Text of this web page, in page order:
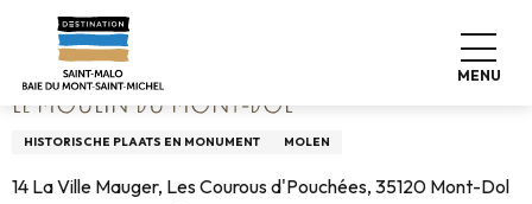
contenu
principal
MENU
Home Le Moulin du Mont-Dol
LE MOULIN DU MONT-DOL
HISTORISCHE PLAATS EN MONUMENT MOLEN
14 La Ville Mauger, Les Courous d'Pouchées, 35120 Mont-Dol